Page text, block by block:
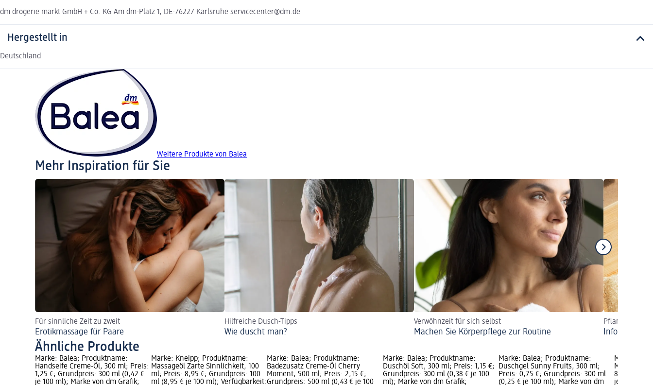
dm drogerie markt GmbH + Co. KG Am dm-Platz 1, DE-76227 Karlsruhe servicecenter@dm.de
Hergestellt in
Deutschland
Weitere Produkte von Balea
Mehr Inspiration für Sie
Für sinnliche Zeit zu zweit
Erotikmassage für Paare
Hilfreiche Dusch-Tipps
Wie duscht man?
Verwöhnzeit für sich selbst
Machen Sie Körperpflege zur Routine Information
Ähnliche Produkte
Marke: Balea; Produktname:
Handseife Creme-Öl, 300 ml; Preis:
1,25 €; Grundpreis: 300 ml (0,42 €
je 100 ml); Marke von dm Grafik;
Marke: Kneipp; Produktname:
Massageöl Zarte Sinnlichkeit, 100
ml; Preis: 8,95 €; Grundpreis: 100
ml (8,95 € je 100 ml); Verfügbarkeit:
Marke: Balea; Produktname:
Badezusatz Creme-Öl Cherry
Moment, 500 ml; Preis: 2,15 €;
Grundpreis: 500 ml (0,43 € je 100
Marke: Balea; Produktname:
Duschöl Soft, 300 ml; Preis: 1,15 €;
Grundpreis: 300 ml (0,38 € je 100
ml); Marke von dm Grafik;
Marke: Balea; Produktname:
Duschgel Sunny Fruits, 300 ml;
Preis: 0,75 €; Grundpreis: 300 ml
(0,25 € je 100 ml); Marke von dm
Marke:
Massageöl
8,95 €;
je 100 ml);